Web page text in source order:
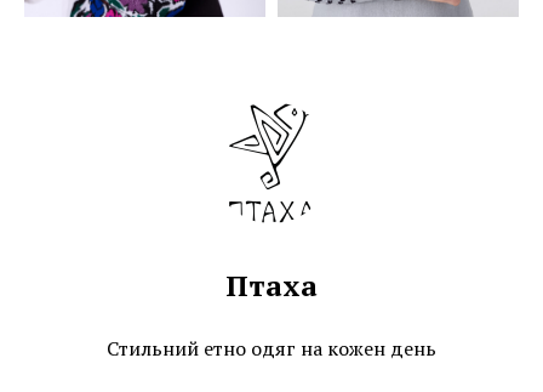
Птаха
Стильний етно одяг на кожен день